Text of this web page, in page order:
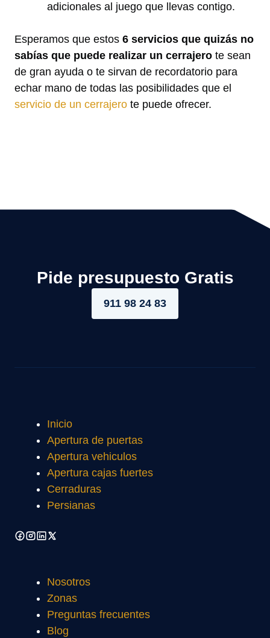
adicionales al juego que llevas contigo.
Esperamos que estos 6 servicios que quizás no
sabías que puede realizar un cerrajero te sean
de gran ayuda o te sirvan de recordatorio para
echar mano de todas las posibilidades que el
servicio de un cerrajero te puede ofrecer.
Pide presupuesto Gratis
911 98 24 83
Inicio
Apertura de puertas
Apertura vehiculos
Apertura cajas fuertes
Cerraduras
Persianas
Nosotros
Zonas
Preguntas frecuentes
Blog